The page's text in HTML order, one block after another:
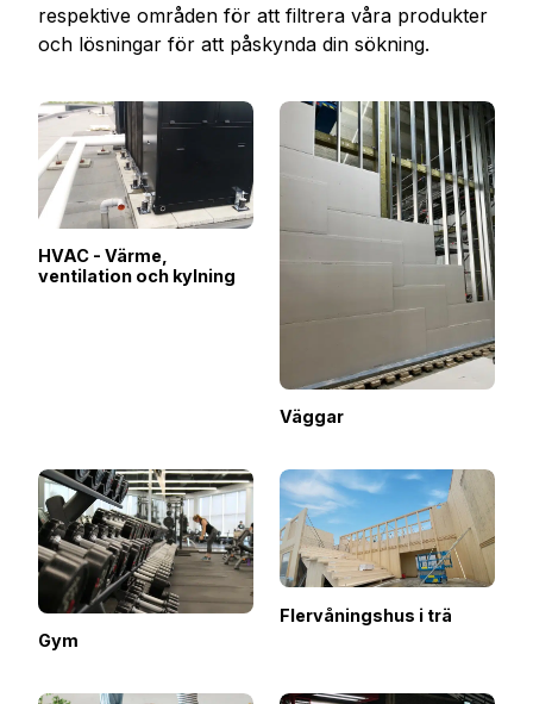
respektive områden för att filtrera våra produkter
och lösningar för att påskynda din sökning.
HVAC - Värme,
ventilation och kylning
Väggar
Gym
Flervåningshus i trä